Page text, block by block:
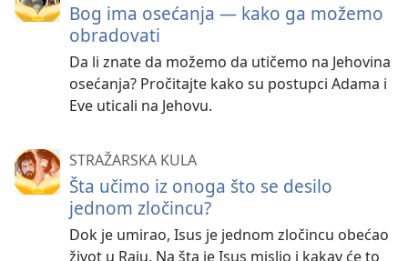
Bog ima osećanja — kako ga možemo
obradovati
Da li znate da možemo da utičemo na Jehovina
osećanja? Pročitajte kako su postupci Adama i
Eve uticali na Jehovu.
STRAŽARSKA KULA
Šta učimo iz onoga što se desilo
jednom zločincu?
Dok je umirao, Isus je jednom zločincu obećao
život u Raju. Na šta je Isus mislio i kakav će to